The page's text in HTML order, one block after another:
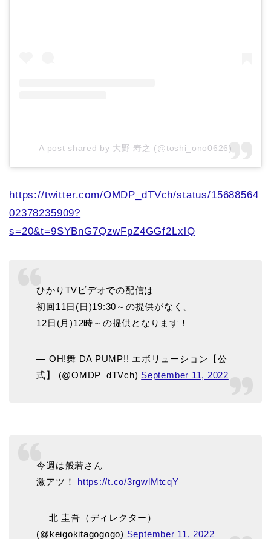
A post shared by 大野 寿之 (@toshi_ono0626)
https://twitter.com/OMDP_dTVch/status/15688564
02378235909?
s=20&t=9SYBnG7QzwFpZ4GGf2LxlQ
ひかりTVビデオでの配信は
初回11日(日)19:30～の提供がなく、
12日(月)12時～の提供となります！
— OH!舞 DA PUMP!! エボリューション【公
式】 (@OMDP_dTVch) September 11, 2022
今週は般若さん
激アツ！ https://t.co/3rgwlMtcqY
— 北 圭吾（ディレクター）
(@keigokitagogogo) September 11, 2022